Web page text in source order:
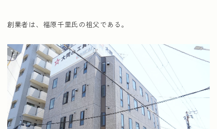
創業者は、福原千里氏の祖父である。